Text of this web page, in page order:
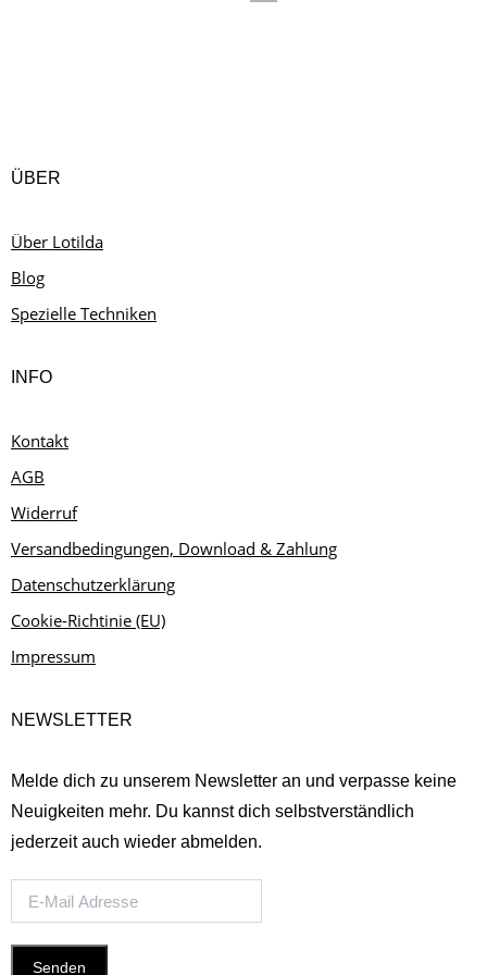
ÜBER
Über Lotilda
Blog
Spezielle Techniken
INFO
Kontakt
AGB
Widerruf
Versandbedingungen, Download & Zahlung
Datenschutzerklärung
Cookie-Richtinie (EU)
Impressum
NEWSLETTER
Melde dich zu unserem Newsletter an und verpasse keine
Neuigkeiten mehr. Du kannst dich selbstverständlich
jederzeit auch wieder abmelden.